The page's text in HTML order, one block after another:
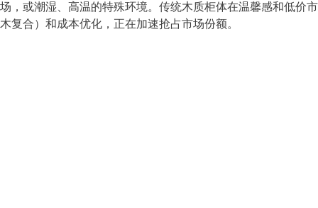
场，或潮湿、高温的特殊环境。传统木质柜体在温馨感和低价
木复合）和成本优化，正在加速抢占市场份额。